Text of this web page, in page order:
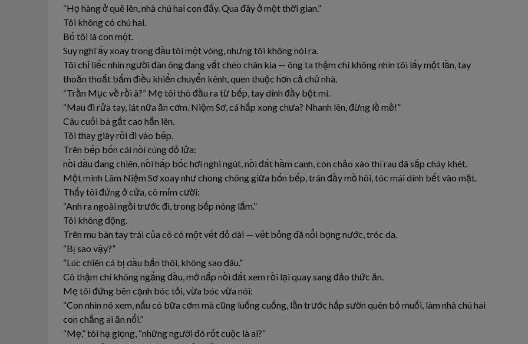
“Họ hàng ở quê lên, nhà chú hai con đấy. Qua đây ở một thời gian.”
Tôi không có chú hai.
Bố tôi là con một.
Suy nghĩ ấy xoay trong đầu tôi một vòng, nhưng tôi không nói ra.
Tôi chỉ liếc nhìn người đàn ông đang vắt chéo chân kia — ông ta thậm chí không nhìn tôi lấy một lần, tay
thoăn thoắt bấm điều khiển chuyển kênh, quen thuộc hơn cả chủ nhà.
“Trần Mục về rồi à?” Mẹ tôi thò đầu ra từ bếp, tay dính đầy bột mì.
“Mau đi rửa tay, lát nữa ăn cơm. Niệm Sơ, cá hấp xong chưa? Nhanh lên, đừng lề mề!”
Câu cuối bà gắt cao hẳn lên.
Tôi thay giày rồi đi vào bếp.
Trên bếp bốn cái nồi cùng đỏ lửa:
nồi dầu đang chiên, nồi hấp bốc hơi nghi ngút, nồi đất hầm canh, còn chảo xào thì rau đã sắp cháy khét.
Một mình Lâm Niệm Sơ xoay như chong chóng giữa bốn bếp, trán đầy mồ hôi, tóc mái dính bết vào mặt.
Thấy tôi đứng ở cửa, cô mỉm cười:
“Anh ra ngoài ngồi trước đi, trong bếp nóng lắm.”
Tôi không động.
Trên mu bàn tay trái của cô có một vết đỏ dài — vết bỏng đã nổi bọng nước, tróc da.
“Bị sao vậy?”
“Lúc chiên cá bị dầu bắn thôi, không sao đâu.”
Cô thậm chí không ngẩng đầu, mở nắp nồi đất xem rồi lại quay sang đảo thức ăn.
Mẹ tôi đứng bên cạnh bóc tỏi, vừa bóc vừa nói:
“Con nhìn nó xem, nấu có bữa cơm mà cũng luống cuống, lần trước hấp sườn quên bỏ muối, làm nhà chú hai
con chẳng ai ăn nổi.”
“Mẹ,” tôi hạ giọng, “những người đó rốt cuộc là ai?”